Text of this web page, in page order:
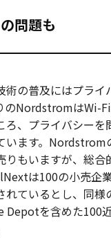
問題も
術の普及にはプライ
のNordstromはWi-
ろ、プライバシーを
います。Nordstrom
りもいますが、総合
は100の小売企
れているとし、同様
Depotを含めた100